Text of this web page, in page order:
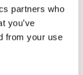
partners who
you’ve
from your use